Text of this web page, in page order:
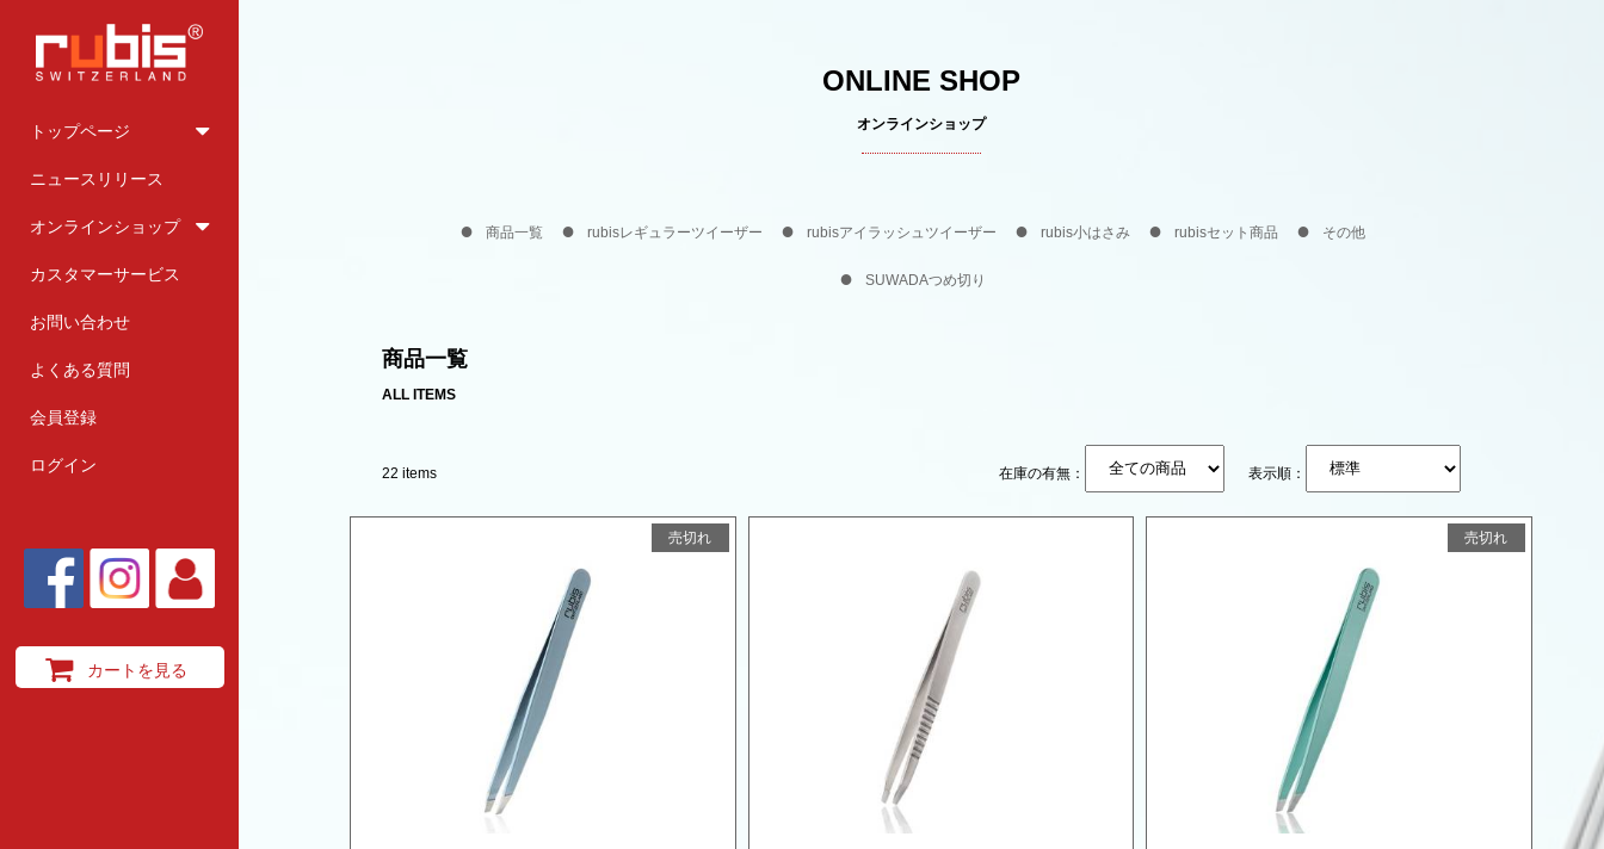
トップページ
ニュースリリース
オンラインショップ
カスタマーサービス
お問い合わせ
よくある質問
会員登録
ログイン
カートを見る
ONLINE SHOP
オンラインショップ
商品一覧 rubisレギュラーツイーザー rubisアイラッシュツイーザー rubis小はさみ rubisセット商品 その他
SUWADAつめ切り
商品一覧
ALL ITEMS
22 items 在庫の有無： 表示順：
売切れ 売切れ